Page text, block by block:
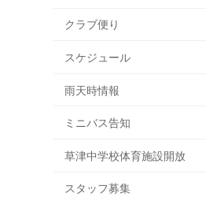
クラブ便り
スケジュール
雨天時情報
ミニバス告知
草津中学校体育施設開放
スタッフ募集